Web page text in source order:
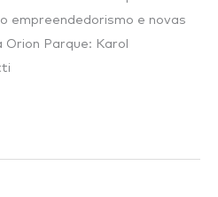
empreendedorismo e novas
Orion Parque: Karol